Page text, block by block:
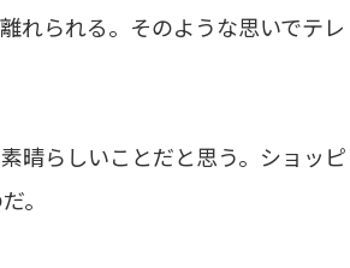
れられる。そのような思いでテレ
晴らしいことだと思う。ショッピ
だ。